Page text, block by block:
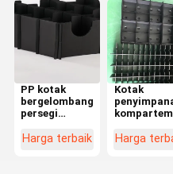
PP kotak
bergelombang
persegi
kotak partisi
Harga terbaik
Kotak
Kotak
Harga